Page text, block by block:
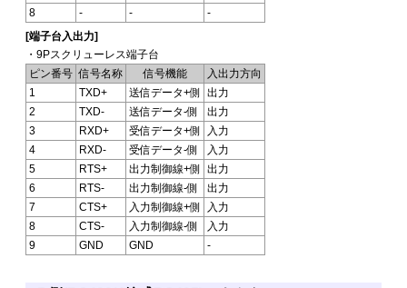
8
- -
-
[端子台入出力]
・9Pスクリューレス端子台
ピン番号 信号名称 信号機能
入出力方向
1
TXD+ 送信データ+側
出力
2
TXD- 送信データ-側
出力
3
RXD+ 受信データ+側
入力
4
RXD- 受信データ-側
入力
5
RTS+ 出力制御線+側
出力
6
RTS- 出力制御線-側
出力
7
CTS+ 入力制御線+側
入力
8
CTS- 入力制御線-側
入力
9
GND GND -